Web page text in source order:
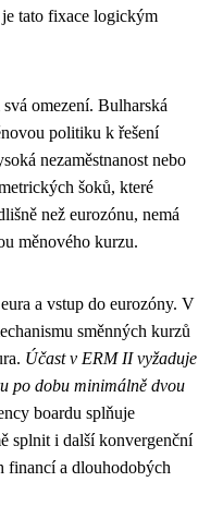
tato fixace logickým
omezení. Bulharská
politiku k řešení
nezaměstnanost nebo
šoků, které
než eurozónu, nemá
měnového kurzu.
a vstup do eurozóny. V
směnných kurzů
Účast v ERM II vyžaduje
po dobu minimálně dvou
boardu splňuje
splnit i další konvergenční
financí a dlouhodobých